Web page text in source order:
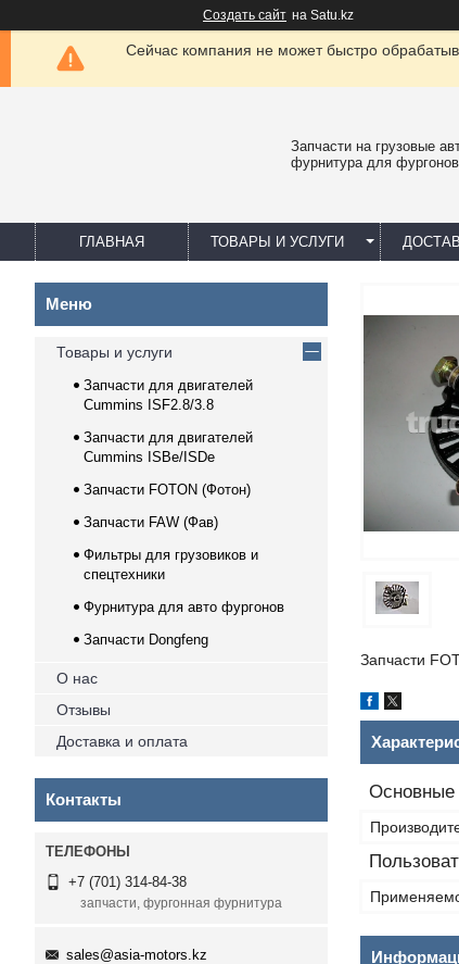
Создать сайт на Satu.kz
Сейчас компания не может быстро
Запчасти на грузовые
фурнитура для фургонов
ГЛАВНАЯ ТОВАРЫ И УСЛУГИ
Запчасти
Основные
Товары и услуги
Запчасти для двигателей
Cummins ISF2.8/3.8
Запчасти для двигателей
Cummins ISBe/ISDe
Запчасти FOTON (Фотон)
Запчасти FAW (Фав)
Фильтры для грузовиков и
спецтехники
Фурнитура для авто фургонов
Запчасти Dongfeng
О нас
Отзывы
Доставка и оплата
Контакты
+7 (701) 314-84-38
запчасти, фургонная фурнитура
sales@asia-motors.kz